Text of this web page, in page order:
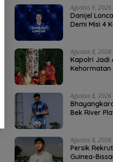
Agustus 9, 2026
Danijel
Demi Misi 4
Agustus 8, 2026
Kapolri Jadi
Kehormatan
Agustus 8, 2026
Bek River
Agustus 8, 2026
Persik
Guinea-